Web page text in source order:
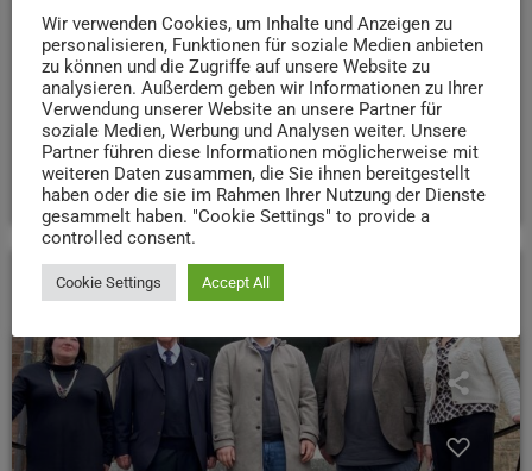
Katz Theaters Trier
Das Katz Theater Trier ist zurück - mit einem neuen
Stück: "Die Wahrheit" von Florian Zeller
Worum es in
der Komödie geht, haben uns Lukas und Nils im
ANTENNE Trier Interview verraten...
today 10. APRIL 2025 104
Wir verwenden Cookies, um Inhalte und Anzeigen zu
personalisieren, Funktionen für soziale Medien anbieten
zu können und die Zugriffe auf unsere Website zu
analysieren. Außerdem geben wir Informationen zu Ihrer
Verwendung unserer Website an unsere Partner für
soziale Medien, Werbung und Analysen weiter. Unsere
Partner führen diese Informationen möglicherweise mit
weiteren Daten zusammen, die Sie ihnen bereitgestellt
haben oder die sie im Rahmen Ihrer Nutzung der Dienste
gesammelt haben. "Cookie Settings" to provide a
controlled consent.
Cookie Settings Accept All